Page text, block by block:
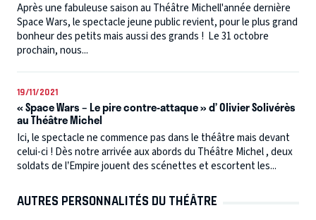
Après une fabuleuse saison au Théâtre Michell'année dernière
Space Wars, le spectacle jeune public revient, pour le plus grand
bonheur des petits mais aussi des grands ! Le 31 octobre
prochain, nous...
19/11/2021
« Space Wars – Le pire contre-attaque » d’ Olivier Solivérès
au Théâtre Michel
Ici, le spectacle ne commence pas dans le théâtre mais devant
celui-ci ! Dès notre arrivée aux abords du Théâtre Michel , deux
soldats de l’Empire jouent des scénettes et escortent les...
AUTRES PERSONNALITÉS DU THÉÂTRE